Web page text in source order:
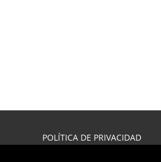
POLÍTICA DE PRIVACIDAD